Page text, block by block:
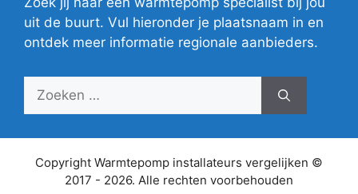
uit de buurt. Vul hieronder je plaatsnaam in en
ontdek meer informatie regionale aanbieders.
Zoek
Copyright Warmtepomp installateurs vergelijken ©
2017 - 2026. Alle rechten voorbehouden